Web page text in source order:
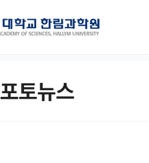
포토뉴스